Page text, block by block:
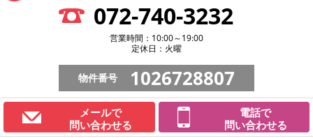
072-740-3232
営業時間：10:00～19:00
定休日：火曜
物件番号 1026728807
メールで
問い合わせる
電話で
問い合わせる